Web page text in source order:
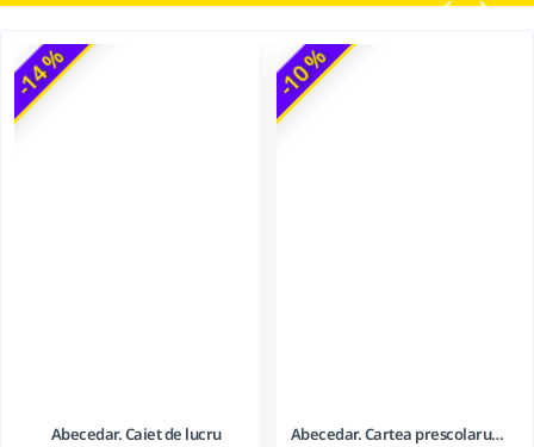
-14 %
Abecedar. Caiet de lucru
-10 %
Abecedar. Cartea prescolarului